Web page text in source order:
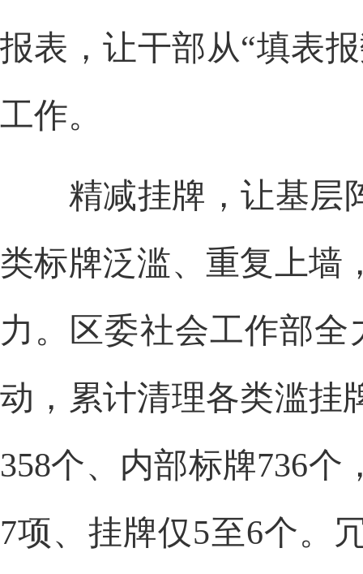
报表，让干部从“填表
工作。
精减挂牌，让基层阵
类标牌泛滥、重复上墙
力。区委社会工作部
动，累计清理各类滥挂
358个、内部标牌736
7项、挂牌仅5至6个。